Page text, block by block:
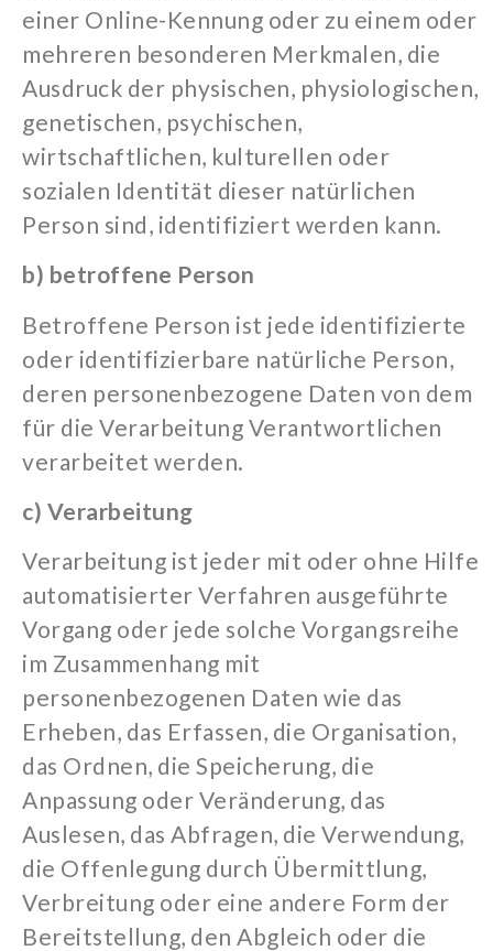
einer Online-Kennung oder zu einem oder
mehreren besonderen Merkmalen, die
Ausdruck der physischen, physiologischen,
genetischen, psychischen,
wirtschaftlichen, kulturellen oder
sozialen Identität dieser natürlichen
Person sind, identifiziert werden kann.
b) betroffene Person
Betroffene Person ist jede identifizierte
oder identifizierbare natürliche Person,
deren personenbezogene Daten von dem
für die Verarbeitung Verantwortlichen
verarbeitet werden.
c) Verarbeitung
Verarbeitung ist jeder mit oder ohne Hilfe
automatisierter Verfahren ausgeführte
Vorgang oder jede solche Vorgangsreihe
im Zusammenhang mit
personenbezogenen Daten wie das
Erheben, das Erfassen, die Organisation,
das Ordnen, die Speicherung, die
Anpassung oder Veränderung, das
Auslesen, das Abfragen, die Verwendung,
die Offenlegung durch Übermittlung,
Verbreitung oder eine andere Form der
Bereitstellung, den Abgleich oder die